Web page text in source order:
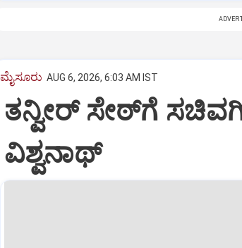
ಮೈಸೂರು AUG 6, 2026, 6:03 AM IST
ತನ್ವೀರ್‌ ಸೇಠ್‌ಗೆ
ವಿಶ್ವನಾಥ್